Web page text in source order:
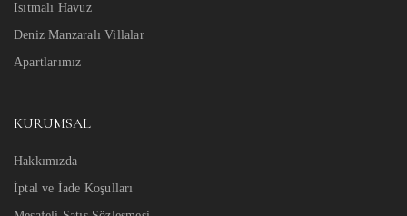
Isıtmalı Havuz
Deniz Manzaralı Villalar
Apartlarımız
KURUMSAL
Hakkımızda
İptal ve İade Koşulları